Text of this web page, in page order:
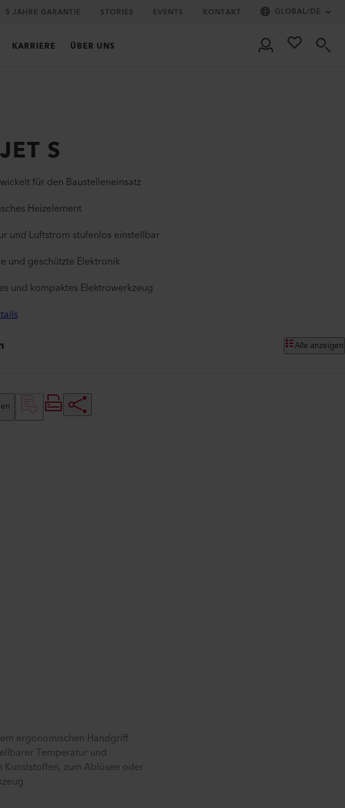
5 JAHRE GARANTIE STORIES EVENTS KONTAKT GLOBAL/DE
KARRIERE ÜBER UNS
S
für den Baustelleneinsatz
Heizelement
und Luftstrom stufenlos einstellbar
und geschützte Elektronik
und kompaktes Elektrowerkzeug
Alle anzeigen
ergonomischen Handgriff
Temperatur und
zum Ablösen oder